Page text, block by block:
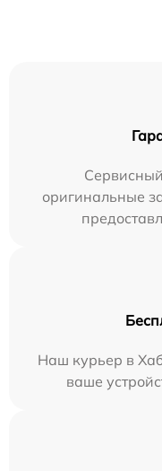
оригинальные
Наш курьер в
ваше